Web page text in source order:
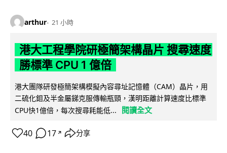
arthur 21 小時
港大工程學院研極簡架構晶片 搜尋速度
勝標準 CPU 1 億倍
港大團隊研發極簡架構模擬內容尋址記憶體（CAM）晶片，用
二硫化鉬及半金屬銻克服傳輸瓶頸，漢明距離計算速度比標準
CPU快1億倍，每次搜尋耗能低...
閱讀全文
40 17 ↗ 分享